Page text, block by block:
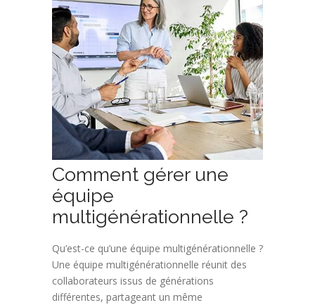
Comment gérer une
équipe
multigénérationnelle ?
Qu’est-ce qu’une équipe multigénérationnelle ?
Une équipe multigénérationnelle réunit des
collaborateurs issus de générations
différentes, partageant un même